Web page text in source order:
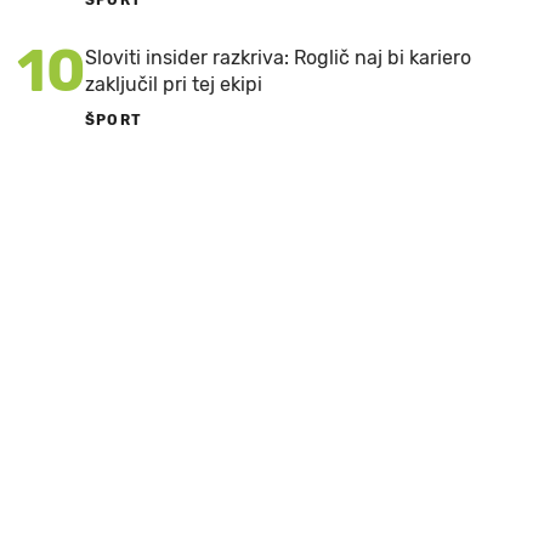
10Sloviti insider razkriva: Roglič naj bi kariero
zaključil pri tej ekipi
ŠPORT